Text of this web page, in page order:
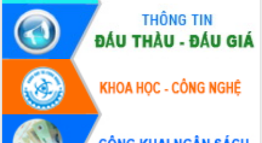
Thứ trưởng Bộ Nông nghiệp và Môi
trường Nguyễn Hoàng Hiệp khảo sát
vùng trồng và doanh nghiệp đóng gói
sầu riêng tại Đắk Lắk
Trình diễn nghệ thuật chế biến các
món ăn từ sầu riêng
Đắk Lắk công bố Quy hoạch và xúc
tiến đầu tư tỉnh
Ngành cá ngừ Đắk Lắk chủ động thích
ứng để giữ vững thị trường xuất khẩu
Diễn đàn Kinh tế tư nhân Việt Nam đột